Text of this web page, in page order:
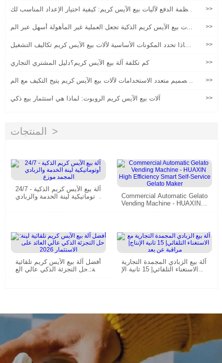
أنظمة الدفع لآليات بيع الآيس كريم: كيفية اختيار الإعداد المناسب لك
>>
آلات بيع الآيس كريم الذكية تجعل العملية غير المأهولة أسهل عبر الم
>>
لماذا تحدد المكونات الأساسية لآلات بيع الآيس كريم تكاليف التشغيل
>>
كم تكلفة آلة بيع الآيس كريم؟دليل المشتري التجاري >>
تصميم متعدد الاستخدامات لآلات بيع الآيس كريم يتيح التكيف مع الم
>>
آلات بيع الآيس كريم الروبوت: لماذا هي استثمار بيع ذكي >>
المنتجات
آلة بيع الآيس كريم الذكية - 24/7
أوتوماتيكية لينة الخدمة والزبادي
Commercial Automatic Gelato
Vending Machine - HUAXIN H
أفضل آلة بيع الآيس كريم تلقائية
لينة: حل التجزئة الذكي عالي الع
آلة بيع الزبادي المجمدة التجارية
مع الاستغناء التلقائي| 15 ثانية الإ